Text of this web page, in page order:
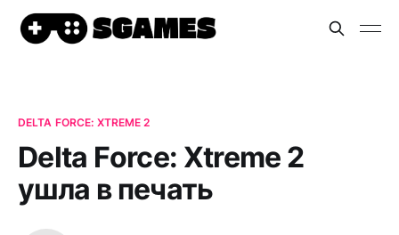
DELTA FORCE: XTREME 2
Delta Force: Xtreme 2
ушла в печать